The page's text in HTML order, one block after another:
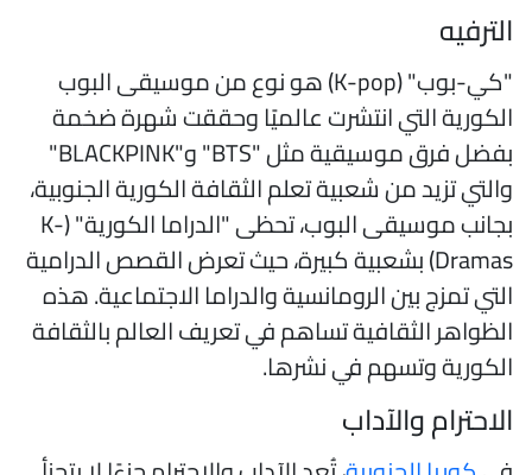
"كي-بوب" (K-pop) هو نوع من موسيقى البوب
التي انتشرت عالميًا وحققت شهرة ضخمة
بفضل فرق موسيقية مثل "BTS" و"BLACKPINK"
تزيد من شعبية تعلم الثقافة الكورية الجنوبية،
بجانب موسيقى البوب، تحظى "الدراما الكورية" (K-
Dramas) بشعبية كبيرة، حيث تعرض القصص الدرامية
تمزج بين الرومانسية والدراما الاجتماعية. هذه
الثقافية تساهم في تعريف العالم بالثقافة
وتسهم في نشرها.
والآداب